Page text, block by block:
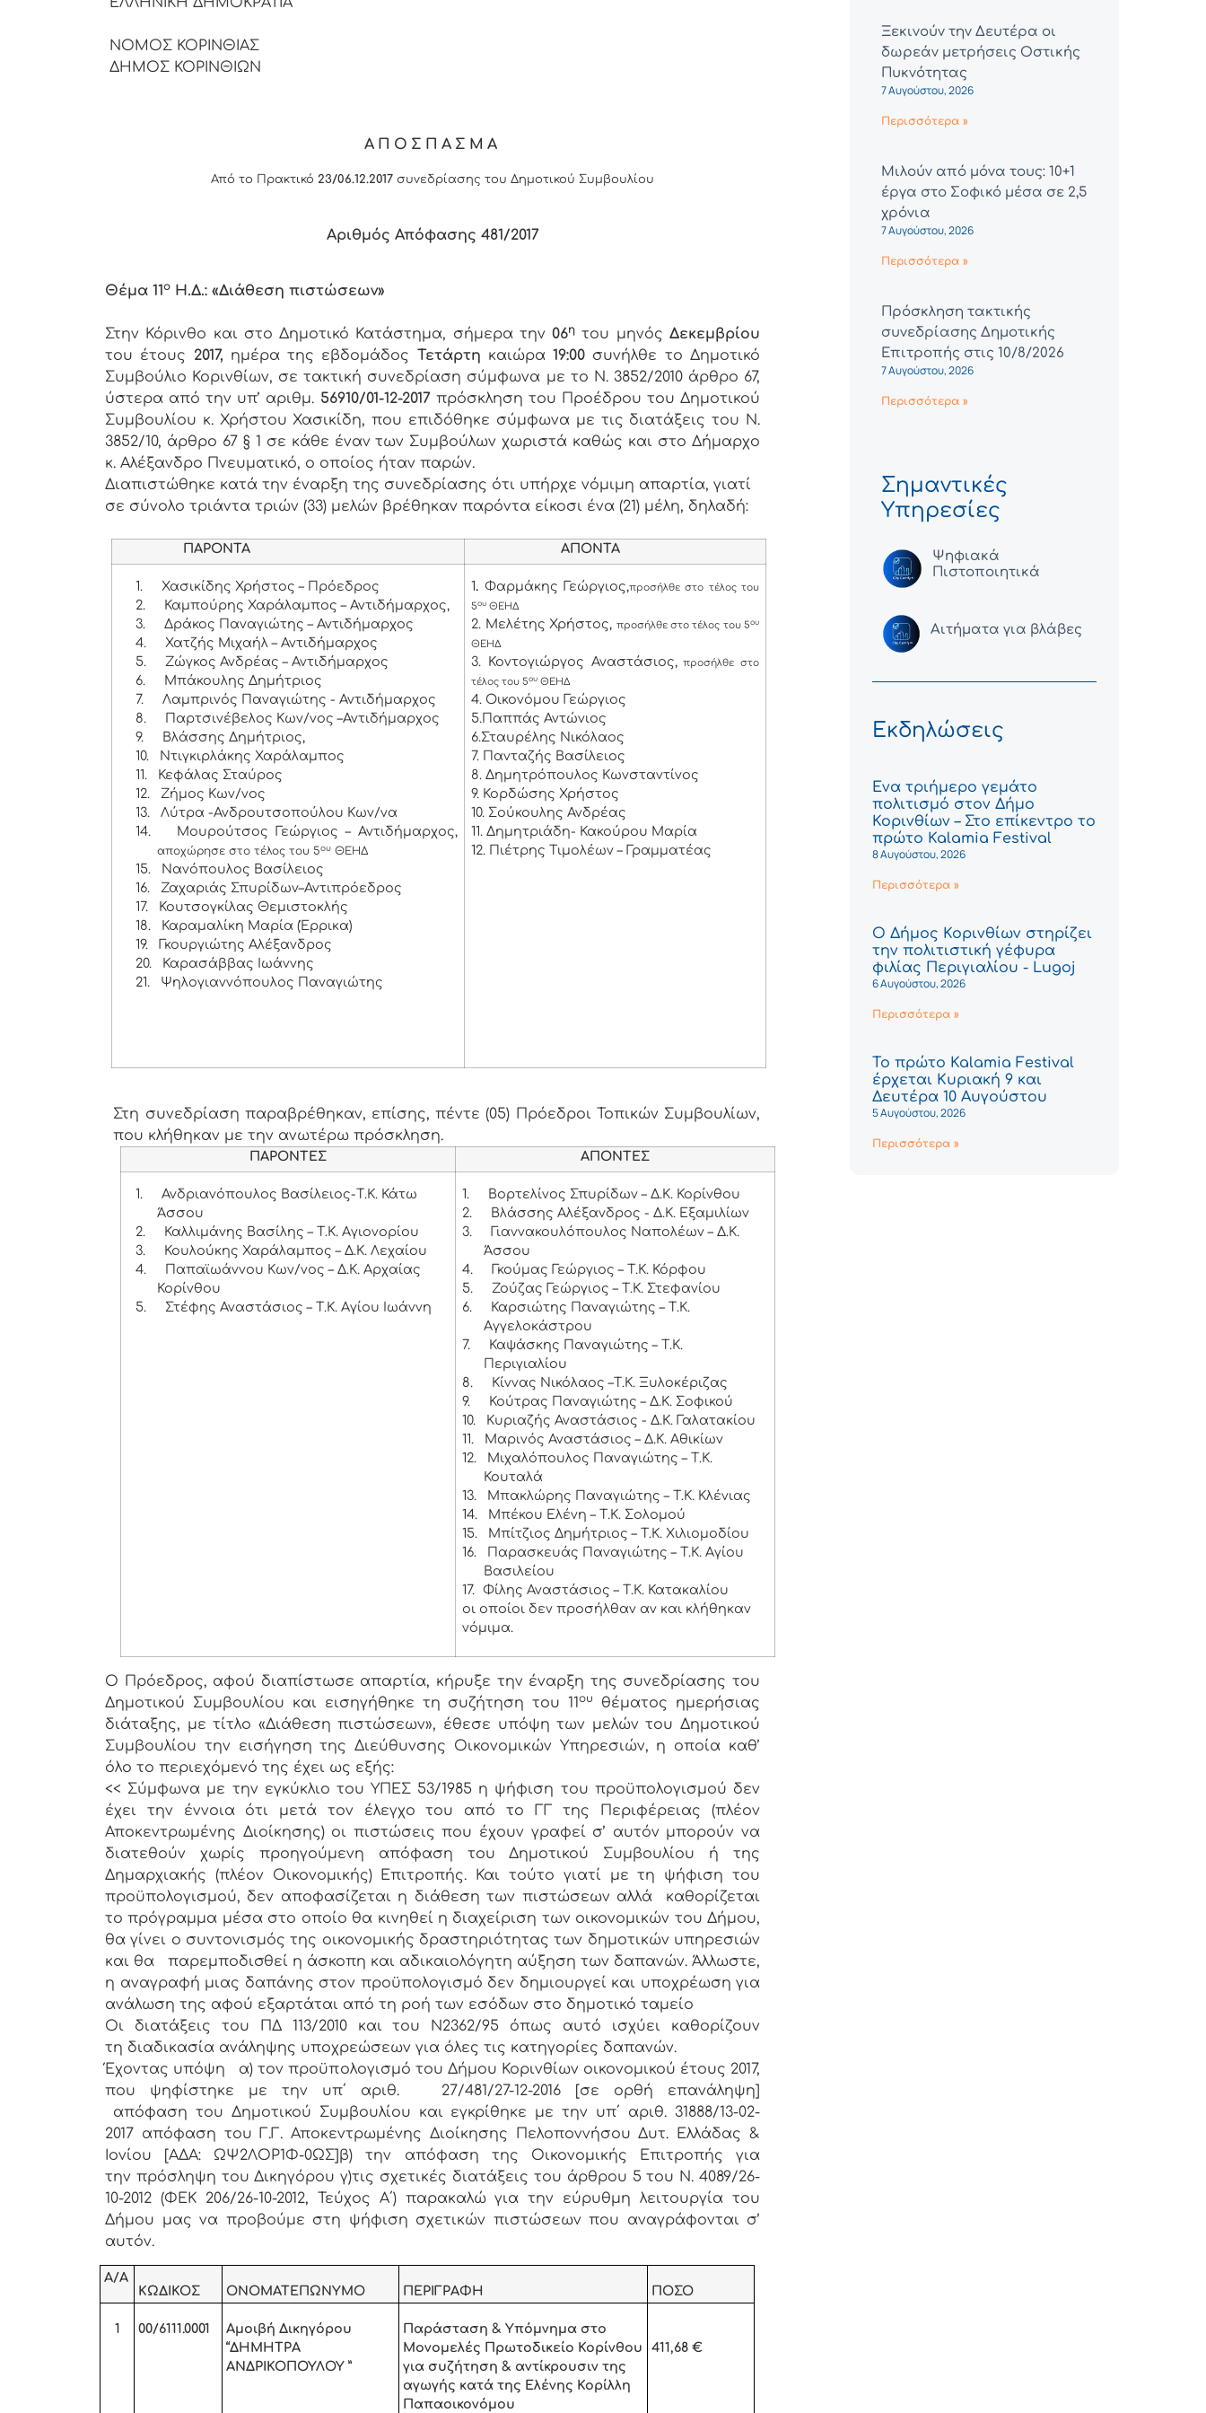
ΝΟΜΟΣ ΚΟΡΙΝΘΙΑΣ
ΔΗΜΟΣ ΚΟΡΙΝΘΙΩΝ
ΑΠΟΣΠΑΣΜΑ
Από το Πρακτικό 23/06.12.2017 συνεδρίασης του Δημοτικού Συμβουλίου
Αριθμός Απόφασης 481/2017
Θέμα 11ο Η.Δ.: «Διάθεση πιστώσεων»
Στην Κόρινθο και στο Δημοτικό Κατάστημα, σήμερα την06η του μηνόςΔεκεμβρίου
του έτους 2017, ημέρα της εβδομάδος Τετάρτη καιώρα19:00 συνήλθε το Δημοτικό
Συμβούλιο Κορινθίων, σε τακτική συνεδρίαση σύμφωνα με το Ν. 3852/2010 άρθρο 67,
ύστερα από την υπ’ αριθμ. 56910/01-12-2017 πρόσκληση του Προέδρου του Δημοτικού
Συμβουλίου κ. Χρήστου Χασικίδη, που επιδόθηκε σύμφωνα με τις διατάξεις του Ν.
3852/10, άρθρο 67 § 1 σε κάθε έναν των Συμβούλων χωριστά καθώς και στο Δήμαρχο
κ. Αλέξανδρο Πνευματικό, ο οποίος ήταν παρών.
Διαπιστώθηκε κατά την έναρξη της συνεδρίασης ότι υπήρχε νόμιμη απαρτία, γιατί
σε σύνολο τριάντα τριών (33) μελών βρέθηκαν παρόντα είκοσι ένα (21) μέλη, δηλαδή:
ΠΑΡΟΝΤΑ ΑΠΟΝΤΑ
1.
Χασικίδης Χρήστος – Πρόεδρος
2.
Καμπούρης Χαράλαμπος – Αντιδήμαρχος,
3.
Δράκος Παναγιώτης – Αντιδήμαρχος
4.
Χατζής Μιχαήλ – Αντιδήμαρχος
5.
Ζώγκος Ανδρέας – Αντιδήμαρχος
6.
Μπάκουλης Δημήτριος
7.
Λαμπρινός Παναγιώτης - Αντιδήμαρχος
8.
Παρτσινέβελος Κων/νος –Αντιδήμαρχος
9.
Βλάσσης Δημήτριος,
10.
Ντιγκιρλάκης Χαράλαμπος
11.
Κεφάλας Σταύρος
12.
Ζήμος Κων/νος
13.
Λύτρα -Ανδρουτσοπούλου Κων/να
14.
Μουρούτσος Γεώργιος – Αντιδήμαρχος,
αποχώρησε στο τέλος του 5ου ΘΕΗΔ
15.
Νανόπουλος Βασίλειος
16.
Ζαχαριάς Σπυρίδων–Αντιπρόεδρος
17.
Κουτσογκίλας Θεμιστοκλής
18.
Καραμαλίκη Μαρία (Έρρικα)
19.
Γκουργιώτης Αλέξανδρος
20.
Καρασάββας Ιωάννης
21.
Ψηλογιαννόπουλος Παναγιώτης
1. Φαρμάκης Γεώργιος,προσήλθε στο τέλος του
5ου ΘΕΗΔ
2. Μελέτης Χρήστος, προσήλθε στο τέλος του 5ου
ΘΕΗΔ
3. Κοντογιώργος Αναστάσιος,προσήλθε στο
τέλος του 5ου ΘΕΗΔ
4. Οικονόμου Γεώργιος
5.Παππάς Αντώνιος
6.Σταυρέλης Νικόλαος
7. Πανταζής Βασίλειος
8. Δημητρόπουλος Κωνσταντίνος
9. Κορδώσης Χρήστος
10. Σούκουλης Ανδρέας
11. Δημητριάδη- Κακούρου Μαρία
12. Πιέτρης Τιμολέων – Γραμματέας
Στη συνεδρίαση παραβρέθηκαν, επίσης, πέντε (05) Πρόεδροι Τοπικών Συμβουλίων,
που κλήθηκαν με την ανωτέρω πρόσκληση.
ΠΑΡΟΝΤΕΣ ΑΠΟΝΤΕΣ
1.
Ανδριανόπουλος Βασίλειος-Τ.Κ. Κάτω
Άσσου
2.
Καλλιμάνης Βασίλης – Τ.Κ. Αγιονορίου
3.
Κουλούκης Χαράλαμπος – Δ.Κ. Λεχαίου
4.
Παπαϊωάννου Κων/νος – Δ.Κ. Αρχαίας
Κορίνθου
5.
Στέφης Αναστάσιος – Τ.Κ. Αγίου Ιωάννη
1.
Βορτελίνος Σπυρίδων – Δ.Κ. Κορίνθου
2.
Βλάσσης Αλέξανδρος - Δ.Κ. Εξαμιλίων
3.
Γιαννακουλόπουλος Ναπολέων – Δ.Κ.
Άσσου
4.
Γκούμας Γεώργιος – Τ.Κ. Κόρφου
5.
Ζούζας Γεώργιος – Τ.Κ. Στεφανίου
6.
Καρσιώτης Παναγιώτης – Τ.Κ.
Αγγελοκάστρου
7.
Καψάσκης Παναγιώτης – Τ.Κ.
Περιγιαλίου
8.
Κίννας Νικόλαος –Τ.Κ. Ξυλοκέριζας
9.
Κούτρας Παναγιώτης – Δ.Κ. Σοφικού
10.
Κυριαζής Αναστάσιος - Δ.Κ. Γαλατακίου
11.
Μαρινός Αναστάσιος – Δ.Κ. Αθικίων
12.
Μιχαλόπουλος Παναγιώτης – Τ.Κ.
Κουταλά
13.
Μπακλώρης Παναγιώτης – Τ.Κ. Κλένιας
14.
Μπέκου Ελένη – Τ.Κ. Σολομού
15.
Μπίτζιος Δημήτριος – Τ.Κ. Χιλιομοδίου
16.
Παρασκευάς Παναγιώτης – Τ.Κ. Αγίου
Βασιλείου
17. Φίλης Αναστάσιος – Τ.Κ. Κατακαλίου
οι οποίοι δεν προσήλθαν αν και κλήθηκαν
νόμιμα.
Ο Πρόεδρος, αφού διαπίστωσε απαρτία, κήρυξε την έναρξη της συνεδρίασης του
Δημοτικού Συμβουλίου και εισηγήθηκε τη συζήτηση του 11ου
θέματος ημερήσιας
διάταξης, με τίτλο «Διάθεση πιστώσεων», έθεσε υπόψη των μελών του Δημοτικού
Συμβουλίου την εισήγηση της Διεύθυνσης Οικονομικών Υπηρεσιών, η οποία καθ’
όλο το περιεχόμενό της έχει ως εξής:
<< Σύμφωνα με την εγκύκλιο του ΥΠΕΣ 53/1985 η ψήφιση του προϋπολογισμού δεν
έχει την έννοια ότι μετά τον έλεγχο του από το ΓΓ της Περιφέρειας (πλέον
Αποκεντρωμένης Διοίκησης) οι πιστώσεις που έχουν γραφεί σ’ αυτόν μπορούν να
διατεθούν χωρίς προηγούμενη απόφαση του Δημοτικού Συμβουλίου ή της
Δημαρχιακής (πλέον Οικονομικής) Επιτροπής. Και τούτο γιατί με τη ψήφιση του
προϋπολογισμού, δεν αποφασίζεται η διάθεση των πιστώσεων αλλά καθορίζεται
το πρόγραμμα μέσα στο οποίο θα κινηθεί η διαχείριση των οικονομικών του Δήμου,
θα γίνει ο συντονισμός της οικονομικής δραστηριότητας των δημοτικών υπηρεσιών
και θα παρεμποδισθεί η άσκοπη και αδικαιολόγητη αύξηση των δαπανών. Άλλωστε,
η αναγραφή μιας δαπάνης στον προϋπολογισμό δεν δημιουργεί και υποχρέωση για
ανάλωση της αφού εξαρτάται από τη ροή των εσόδων στο δημοτικό ταμείο
Οι διατάξεις του ΠΔ 113/2010 και του Ν2362/95 όπως αυτό ισχύει καθορίζουν
τη διαδικασία ανάληψης υποχρεώσεων για όλες τις κατηγορίες δαπανών.
Έχοντας υπόψη α) τον προϋπολογισμό του Δήμου Κορινθίων οικονομικού έτους 2017,
που ψηφίστηκε με την υπ΄ αριθ. 27/481/27-12-2016 [σε ορθή επανάληψη]
απόφαση του Δημοτικού Συμβουλίου και εγκρίθηκε με την υπ΄ αριθ. 31888/13-02-
2017 απόφαση του Γ.Γ. Αποκεντρωμένης Διοίκησης Πελοποννήσου Δυτ. Ελλάδας &
Ιονίου [ΑΔΑ: ΩΨ2ΛΟΡ1Φ-0ΩΣ]β) την απόφαση της Οικονομικής Επιτροπής για
την πρόσληψη του Δικηγόρου γ)τις σχετικές διατάξεις του άρθρου 5 του Ν. 4089/26-
10-2012 (ΦΕΚ 206/26-10-2012, Τεύχος Α΄) παρακαλώ για την εύρυθμη λειτουργία του
Δήμου μας να προβούμε στη ψήφιση σχετικών πιστώσεων που αναγράφονται σ’
αυτόν.
Α/Α
ΚΩΔΙΚΟΣ
ΟΝΟΜΑΤΕΠΩΝΥΜΟ ΠΕΡΙΓΡΑΦΗ ΠΟΣΟ
1 00/6111.0001
Αμοιβή Δικηγόρου
“ΔΗΜΗΤΡΑ
ΑΝΔΡΙΚΟΠΟΥΛΟΥ ”
Παράσταση & Υπόμνημα στο
Μονομελές Πρωτοδικείο Κορίνθου
για συζήτηση & αντίκρουσιν της
αγωγής κατά της Ελένης Κορίλλη
Παπαοικονόμου
411,68 €
Ξεκινούν την Δευτέρα οι
δωρεάν μετρήσεις Οστικής
Πυκνότητας
7 Αυγούστου, 2026
Περισσότερα »
Μιλούν από μόνα τους: 10+1
έργα στο Σοφικό μέσα σε 2,5
χρόνια
7 Αυγούστου, 2026
Περισσότερα »
Πρόσκληση τακτικής
συνεδρίασης Δημοτικής
Επιτροπής στις 10/8/2026
7 Αυγούστου, 2026
Περισσότερα »
Σημαντικές
Υπηρεσίες
Ψηφιακά
Πιστοποιητικά
Αιτήματα για βλάβες
Εκδηλώσεις
Ένα τριήμερο γεμάτο
πολιτισμό στον Δήμο
Κορινθίων – Στο επίκεντρο το
πρώτο Kalamia Festival
8 Αυγούστου, 2026
Περισσότερα »
Ο Δήμος Κορινθίων στηρίζει
την πολιτιστική γέφυρα
φιλίας Περιγιαλίου - Lugoj
6 Αυγούστου, 2026
Περισσότερα »
Το πρώτο Kalamia Festival
έρχεται Κυριακή 9 και
Δευτέρα 10 Αυγούστου
5 Αυγούστου, 2026
Περισσότερα »